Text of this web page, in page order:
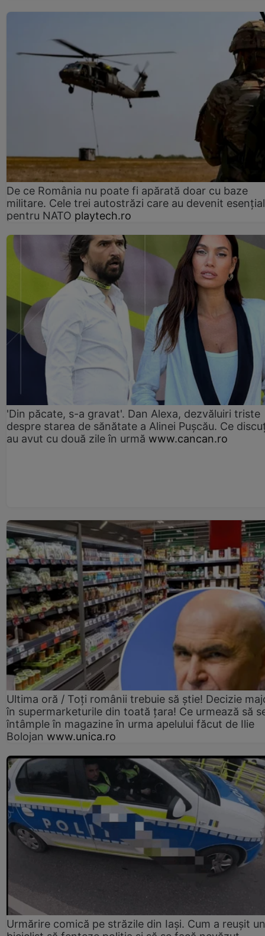
De ce România nu poate fi apărată doar cu baze
militare. Cele trei autostrăzi care au devenit
pentru NATO playtech.ro
'Din păcate, s-a gravat'. Dan Alexa, dezvăluiri triste
despre starea de sănătate a Alinei Pușcău. Ce
au avut cu două zile în urmă www.cancan.ro
Ultima oră / Toți românii trebuie să știe! Decizie
în supermarketurile din toată țara! Ce urmează să
întâmple în magazine în urma apelului făcut de Ilie
Bolojan www.unica.ro
Urmărire comică pe străzile din Iași. Cum a reușit un